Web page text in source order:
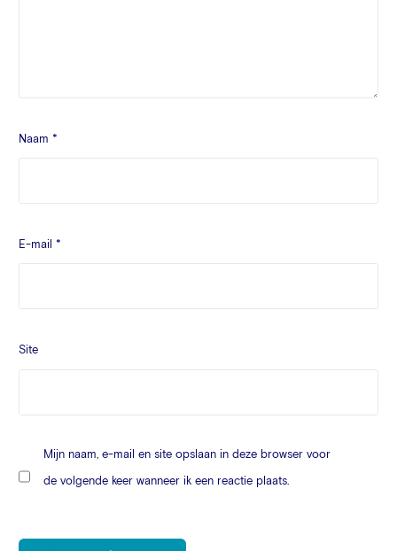
Naam *
E-mail *
Site
Mijn naam, e-mail en site opslaan in deze browser voor
de volgende keer wanneer ik een reactie plaats.